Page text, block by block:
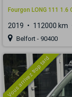
Fourgon LONG 111 1.6
2019 112000 km
Belfort - 90400
Vous arrivez trop tard